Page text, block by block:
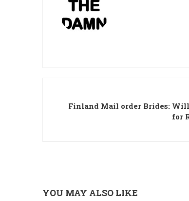
Finland Mail order Brides:
for
YOU MAY ALSO LIKE